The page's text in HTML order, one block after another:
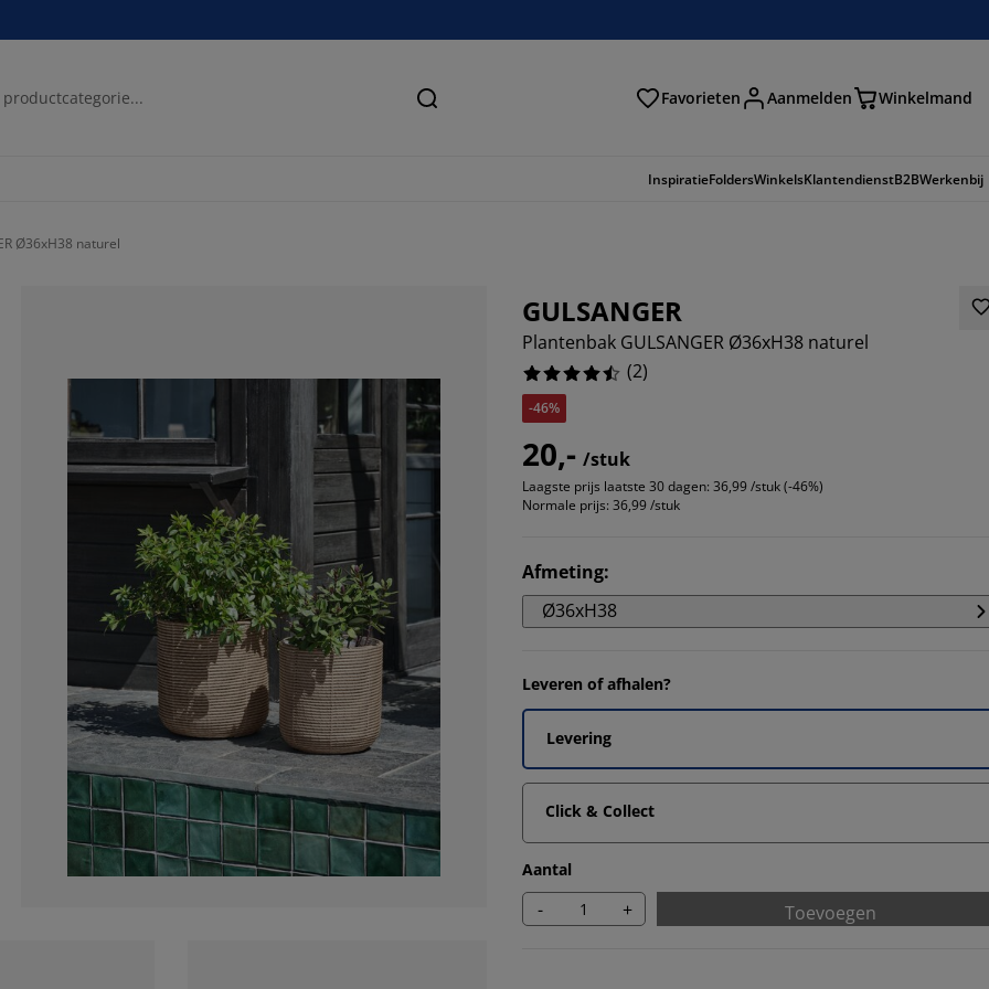
Zoeken Favorieten Aanmelden Winkelmand
InspiratieFoldersWinkelsKlantendienstB2BWerkenbij
Ø36xH38 naturel
GULSANGER
Plantenbak GULSANGER Ø36xH38 naturel
(2)
-46%
20,- /stuk
Laagste prijs laatste 30 dagen: 36,99 /stuk (-46%)
Normale prijs: 36,99 /stuk
Afmeting:
Ø36xH38
Leveren of afhalen?
Levering
Click & Collect
Aantal
- + Toevoegen